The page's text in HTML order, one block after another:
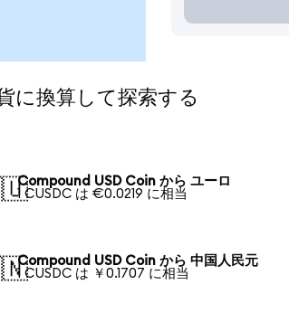
換算して探索する
Compound USD Coin から ユーロ
1 CUSDC は €0.0219 に相当
Compound USD Coin から 中国人民元
1 CUSDC は ￥0.1707 に相当